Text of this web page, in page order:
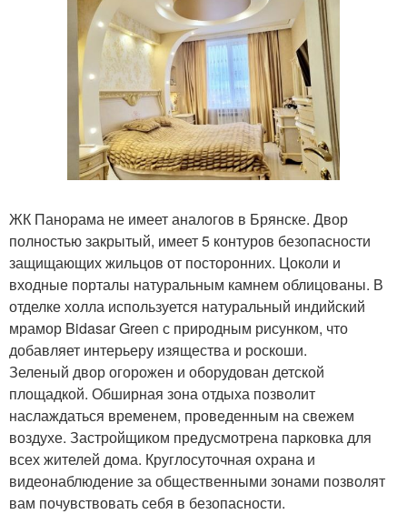
ЖК Панорама не имеет аналогов в Брянске. Двор
полностью закрытый, имеет 5 контуров безопасности
защищающих жильцов от посторонних. Цоколи и
входные порталы натуральным камнем облицованы. В
отделке холла используется натуральный индийский
мрамор Bidasar Green с природным рисунком, что
добавляет интерьеру изящества и роскоши.
Зеленый двор огорожен и оборудован детской
площадкой. Обширная зона отдыха позволит
наслаждаться временем, проведенным на свежем
воздухе. Застройщиком предусмотрена парковка для
всех жителей дома. Круглосуточная охрана и
видеонаблюдение за общественными зонами позволят
вам почувствовать себя в безопасности.